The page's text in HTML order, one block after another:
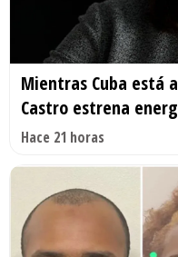
Mientras Cuba está
Castro estrena
Hace 21 horas